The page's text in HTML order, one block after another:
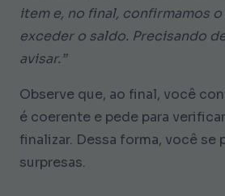
item e, no final, confirmamos
exceder o saldo. Precisando
avisar.”
Observe que, ao final, você
é coerente e pede para
finalizar. Dessa forma, você se
surpresas.